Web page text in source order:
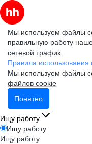
Мы используем файлы
правильную работу
сетевой трафик.
Правила
Мы используем файлы
файлов cookie
Понятно
Ищу работу
Ищу работу
Ищу работу